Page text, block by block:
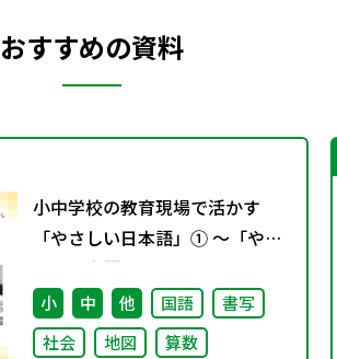
おすすめの資料
小中学校の教育現場で活かす
「やさしい日本語」① ～「やさ
しい日本語」とは～
小 中 他 国語
書写
社会
地図 算数